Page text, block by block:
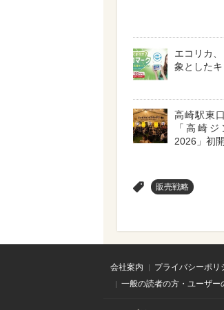
エコリカ
象とした
高崎駅東
「高崎
2026」初
販売戦略
会社案内 プライバシーポリ
一般の読者の方・ユーザ